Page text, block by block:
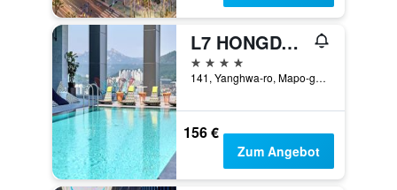
L7 HONGDAE by LOTTE
4 Sterne
141, Yanghwa-ro, Mapo-gu, Seoul, Südkorea
156 €
Zum Angebot